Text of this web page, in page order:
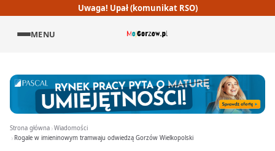
Uwaga! Upał (komunikat RSO)
MENU
Strona główna Wiadomości
Rogale w imieninowym tramwaju odwiedzą Gorzów Wielkopolski